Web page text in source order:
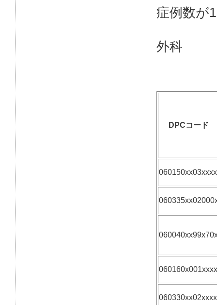
症例数が
外科
DPCコード
060150xx03xxxx
060160x001xxxx
060330xx02xxxx